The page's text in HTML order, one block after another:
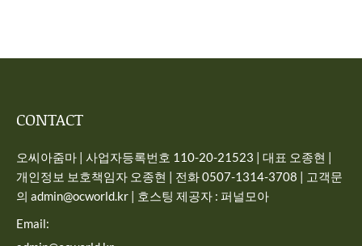
CONTACT
오씨아줌마 | 사업자등록번호 110-20-21523 | 대표 오종현 |
개인정보 보호책임자 오종현 | 전화 0507-1314-3708 | 고객문
의 admin@ocworld.kr | 호스팅 제공자 : 퍼널모아
Email: